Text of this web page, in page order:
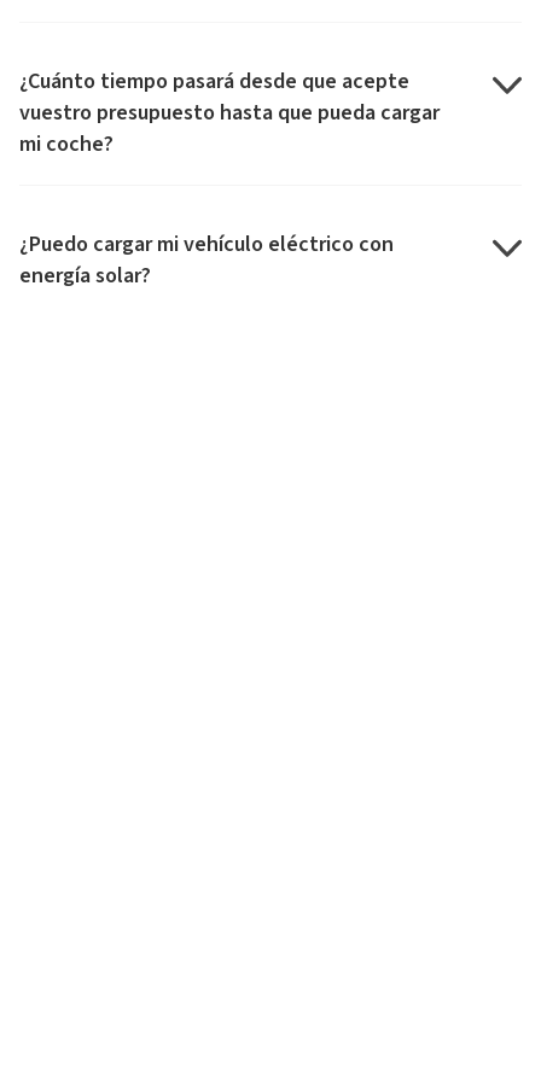
¿Cuánto tiempo pasará desde que acepte
vuestro presupuesto hasta que pueda cargar
mi coche?
¿Puedo cargar mi vehículo eléctrico con
energía solar?